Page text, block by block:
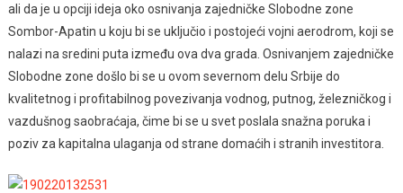
ali da je u opciji ideja oko osnivanja zajedničke Slobodne zone
Sombor-Apatin u koju bi se uključio i postojeći vojni aerodrom, koji se
nalazi na sredini puta između ova dva grada. Osnivanjem zajedničke
Slobodne zone došlo bi se u ovom severnom delu Srbije do
kvalitetnog i profitabilnog povezivanja vodnog, putnog, železničkog i
vazdušnog saobraćaja, čime bi se u svet poslala snažna poruka i
poziv za kapitalna ulaganja od strane domaćih i stranih investitora.